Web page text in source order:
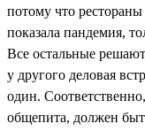
потому что
показала пандемия,
Все остальные
у другого деловая
один.
общепита, должен